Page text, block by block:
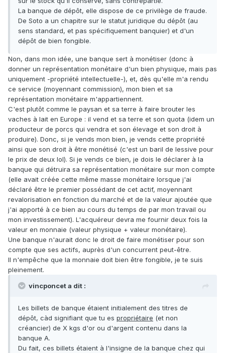
La banque de dépôt, elle dispose de ce privilège de fraude.
De Soto a un chapitre sur le statut juridique du dépôt (au
sens standard, et pas spécifiquement banquier) et d'un
dépôt de bien fongible.
Non, dans mon idée, une banque sert à monétiser (donc à
donner un représentation monétaire d'un bien physique, mais pas
uniquement -propriété intellectuelle-), et, dès qu'elle m'a rendu
ce service (moyennant commission), mon bien et sa
représentation monétaire m'appartiennent.
C'est plutôt comme le paysan et sa terre à faire brouter les
vaches à lait en Europe : il vend et sa terre et son quota (idem un
producteur de porcs qui vendra et son élevage et son droit à
produire). Donc, si je vends mon bien, je vends cette propriété
ainsi que son droit à être monétisé (c'est un baril de lessive pour
le prix de deux lol). Si je vends ce bien, je dois le déclarer à la
banque qui détruira sa représentation monétaire sur mon compte
(elle avait créée cette même masse monétaire lorsque j'ai
déclaré être le premier possédant de cet actif, moyennant
revalorisation en fonction du marché et de la valeur ajoutée que
j'ai apporté à ce bien au cours du temps de par mon travail ou
mon investissement). L'acquéreur devra me fournir deux fois la
valeur en monnaie (valeur physique + valeur monétaire).
Une banque n'aurait donc le droit de faire monétiser pour son
compte que ses actifs, auprès d'un concurrent peut-être.
Il n'empêche que la monnaie doit bien être fongible, je te suis
pleinement.
vincponcet a dit :
Les billets de banque étaient initialement des titres de
dépôt, càd signifiant que tu es propriétaire (et non
créancier) de X kgs d'or ou d'argent contenu dans la
banque A.
Du fait, ces billets étaient à l'insigne de la banque chez qui